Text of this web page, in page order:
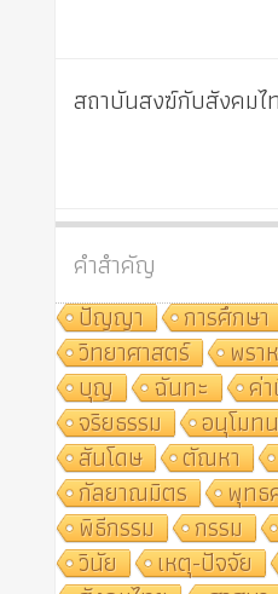
สถาบันสงฆ์กับสังคมไ
คำสำคัญ
ปัญญา
การศึกษา
วิทยาศาสตร์
พร
บุญ
ฉันทะ ค่
จริยธรรม
อนุโมท
สันโดษ
ตัณหา
กัลยาณมิตร
พุทธ
พิธีกรรม
กรรม
วินัย
เหตุ-ปัจจัย